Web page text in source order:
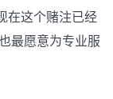
在这个赌注已经
最愿意为专业服